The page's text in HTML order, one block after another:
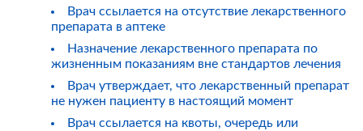
Врач ссылается на отсутствие лекарственного
препарата в аптеке
Назначение лекарственного препарата по
жизненным показаниям вне стандартов лечения
Врач утверждает, что лекарственный препарат
не нужен пациенту в настоящий момент
Врач ссылается на квоты, очередь или